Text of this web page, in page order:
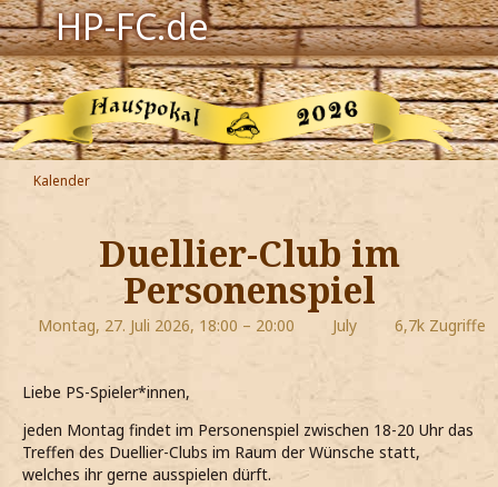
HP-FC.de
Navigation
Harry Potter
Der HP-FC
Hogwarts
Zauberwelt
Willkommen
Jetzt Fanclub-Mitglied werden!
Kalender
Duellier-Club im
Personenspiel
Montag, 27. Juli 2026, 18:00 – 20:00 July 6,7k Zugriffe
Liebe PS-Spieler*innen,
jeden Montag findet im Personenspiel zwischen 18-20 Uhr das
Treffen des Duellier-Clubs im Raum der Wünsche statt,
welches ihr gerne ausspielen dürft.